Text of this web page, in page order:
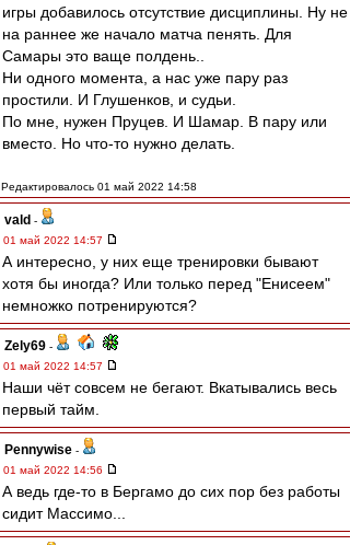
игры добавилось отсутствие дисциплины. Ну не
на раннее же начало матча пенять. Для
Самары это ваще полдень..
Ни одного момента, а нас уже пару раз
простили. И Глушенков, и судьи.
По мне, нужен Пруцев. И Шамар. В пару или
вместо. Но что-то нужно делать.
Редактировалось 01 май 2022 14:58
vald -
01 май 2022 14:57
А интересно, у них еще тренировки бывают
хотя бы иногда? Или только перед "Енисеем"
немножко потренируются?
Zely69 -
01 май 2022 14:57
Наши чёт совсем не бегают. Вкатывались весь
первый тайм.
Pennywise -
01 май 2022 14:56
А ведь где-то в Бергамо до сих пор без работы
сидит Массимо...